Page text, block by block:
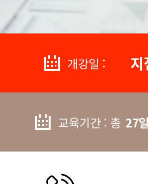
개강일 :
교육기간 : 총 27일